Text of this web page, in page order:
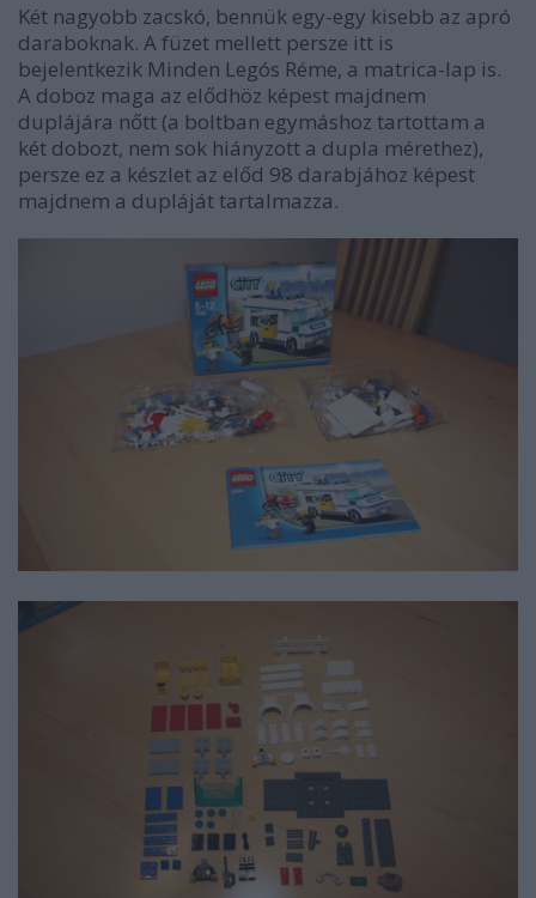
Két nagyobb zacskó, bennük egy-egy kisebb az apró
daraboknak. A füzet mellett persze itt is
bejelentkezik Minden Legós Réme, a matrica-lap is.
A doboz maga az elődhöz képest majdnem
duplájára nőtt (a boltban egymáshoz tartottam a
két dobozt, nem sok hiányzott a dupla mérethez),
persze ez a készlet az előd 98 darabjához képest
majdnem a dupláját tartalmazza.